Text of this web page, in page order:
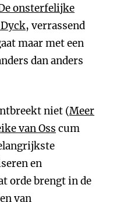
onsterfelijke
, verrassend
maar met een
dan anders
niet (Meer
van Oss cum
en
orde brengt in de
van